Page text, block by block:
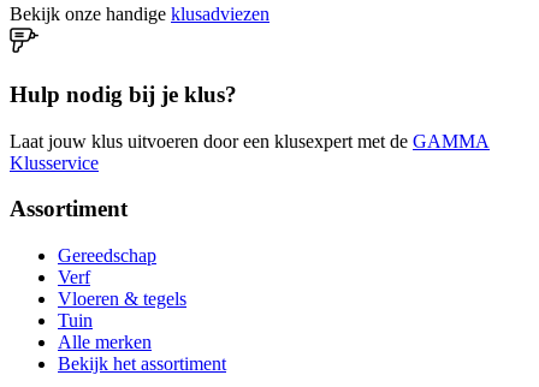
Bekijk onze handige klusadviezen
Hulp nodig bij je klus?
Laat jouw klus uitvoeren door een klusexpert met de GAMMA
Klusservice
Assortiment
Gereedschap
Verf
Vloeren & tegels
Tuin
Alle merken
Bekijk het assortiment